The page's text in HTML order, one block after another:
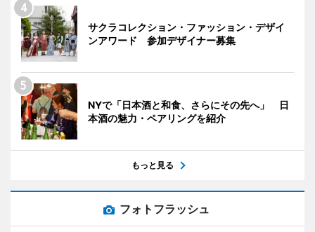
サクラコレクション・ファッション・デザイ
ンアワード 参加デザイナー募集
NYで「日本酒と和食、さらにその先へ」 日
本酒の魅力・ペアリングを紹介
もっと見る
フォトフラッシュ